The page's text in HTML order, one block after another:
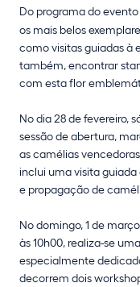
Do programa do
os mais belos
como visitas guiadas à
também, encontrar
com esta flor
No dia 28 de fevereiro,
sessão de abertura,
as camélias
inclui uma visita guiada
e propagação de
No domingo, 1 de
às 10h00, realiza-se
especialmente
decorrem dois